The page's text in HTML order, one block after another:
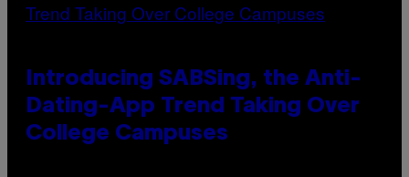
Introducing SABSing, the Anti-
Dating-App Trend Taking Over
College Campuses